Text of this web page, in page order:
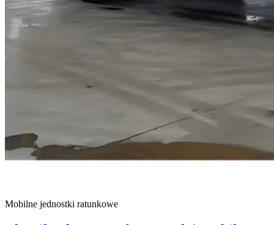
Mobilne jednostki ratunkowe